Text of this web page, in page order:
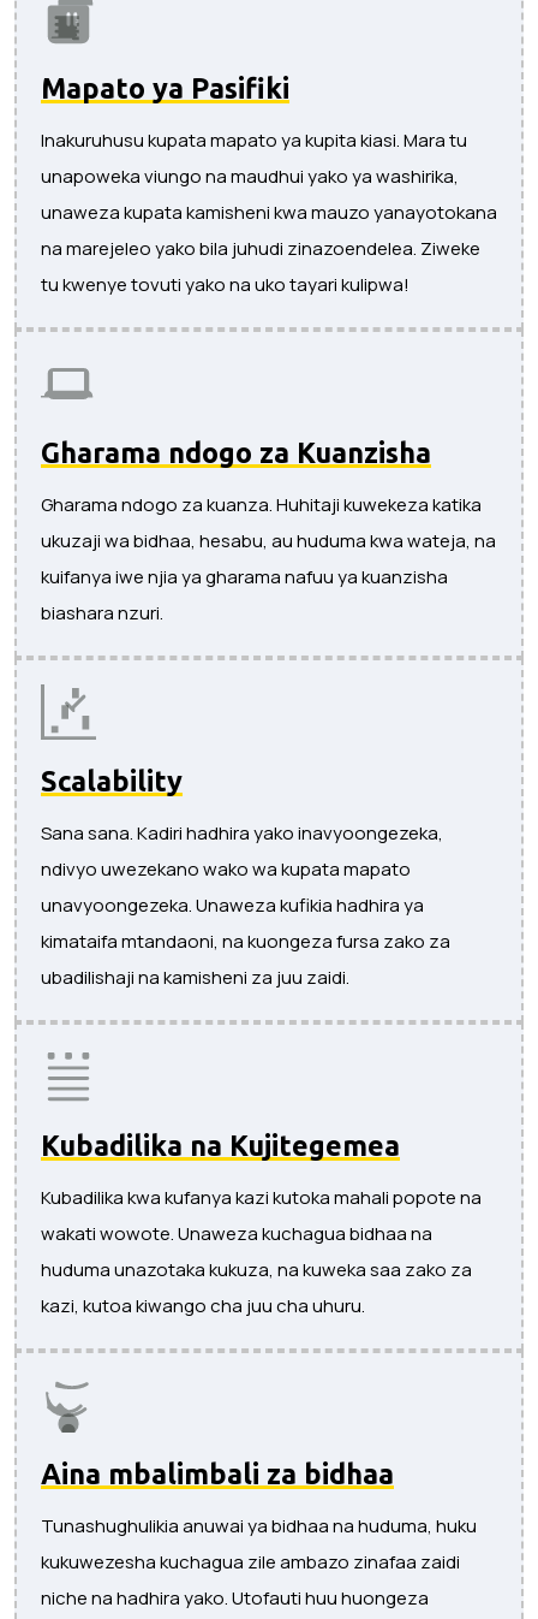
Mapato ya Pasifiki
Inakuruhusu kupata mapato ya kupita kiasi. Mara tu
unapoweka viungo na maudhui yako ya washirika,
unaweza kupata kamisheni kwa mauzo yanayotokana
na marejeleo yako bila juhudi zinazoendelea. Ziweke
tu kwenye tovuti yako na uko tayari kulipwa!
Gharama ndogo za Kuanzisha
Gharama ndogo za kuanza. Huhitaji kuwekeza katika
ukuzaji wa bidhaa, hesabu, au huduma kwa wateja, na
kuifanya iwe njia ya gharama nafuu ya kuanzisha
biashara nzuri.
Scalability
Sana sana. Kadiri hadhira yako inavyoongezeka,
ndivyo uwezekano wako wa kupata mapato
unavyoongezeka. Unaweza kufikia hadhira ya
kimataifa mtandaoni, na kuongeza fursa zako za
ubadilishaji na kamisheni za juu zaidi.
Kubadilika na Kujitegemea
Kubadilika kwa kufanya kazi kutoka mahali popote na
wakati wowote. Unaweza kuchagua bidhaa na
huduma unazotaka kukuza, na kuweka saa zako za
kazi, kutoa kiwango cha juu cha uhuru.
Aina mbalimbali za bidhaa
Tunashughulikia anuwai ya bidhaa na huduma, huku
kukuwezesha kuchagua zile ambazo zinafaa zaidi
niche na hadhira yako. Utofauti huu huongeza